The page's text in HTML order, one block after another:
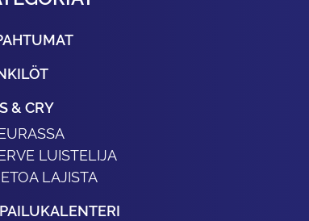
& CRY
LUISTELIJA
LAJISTA